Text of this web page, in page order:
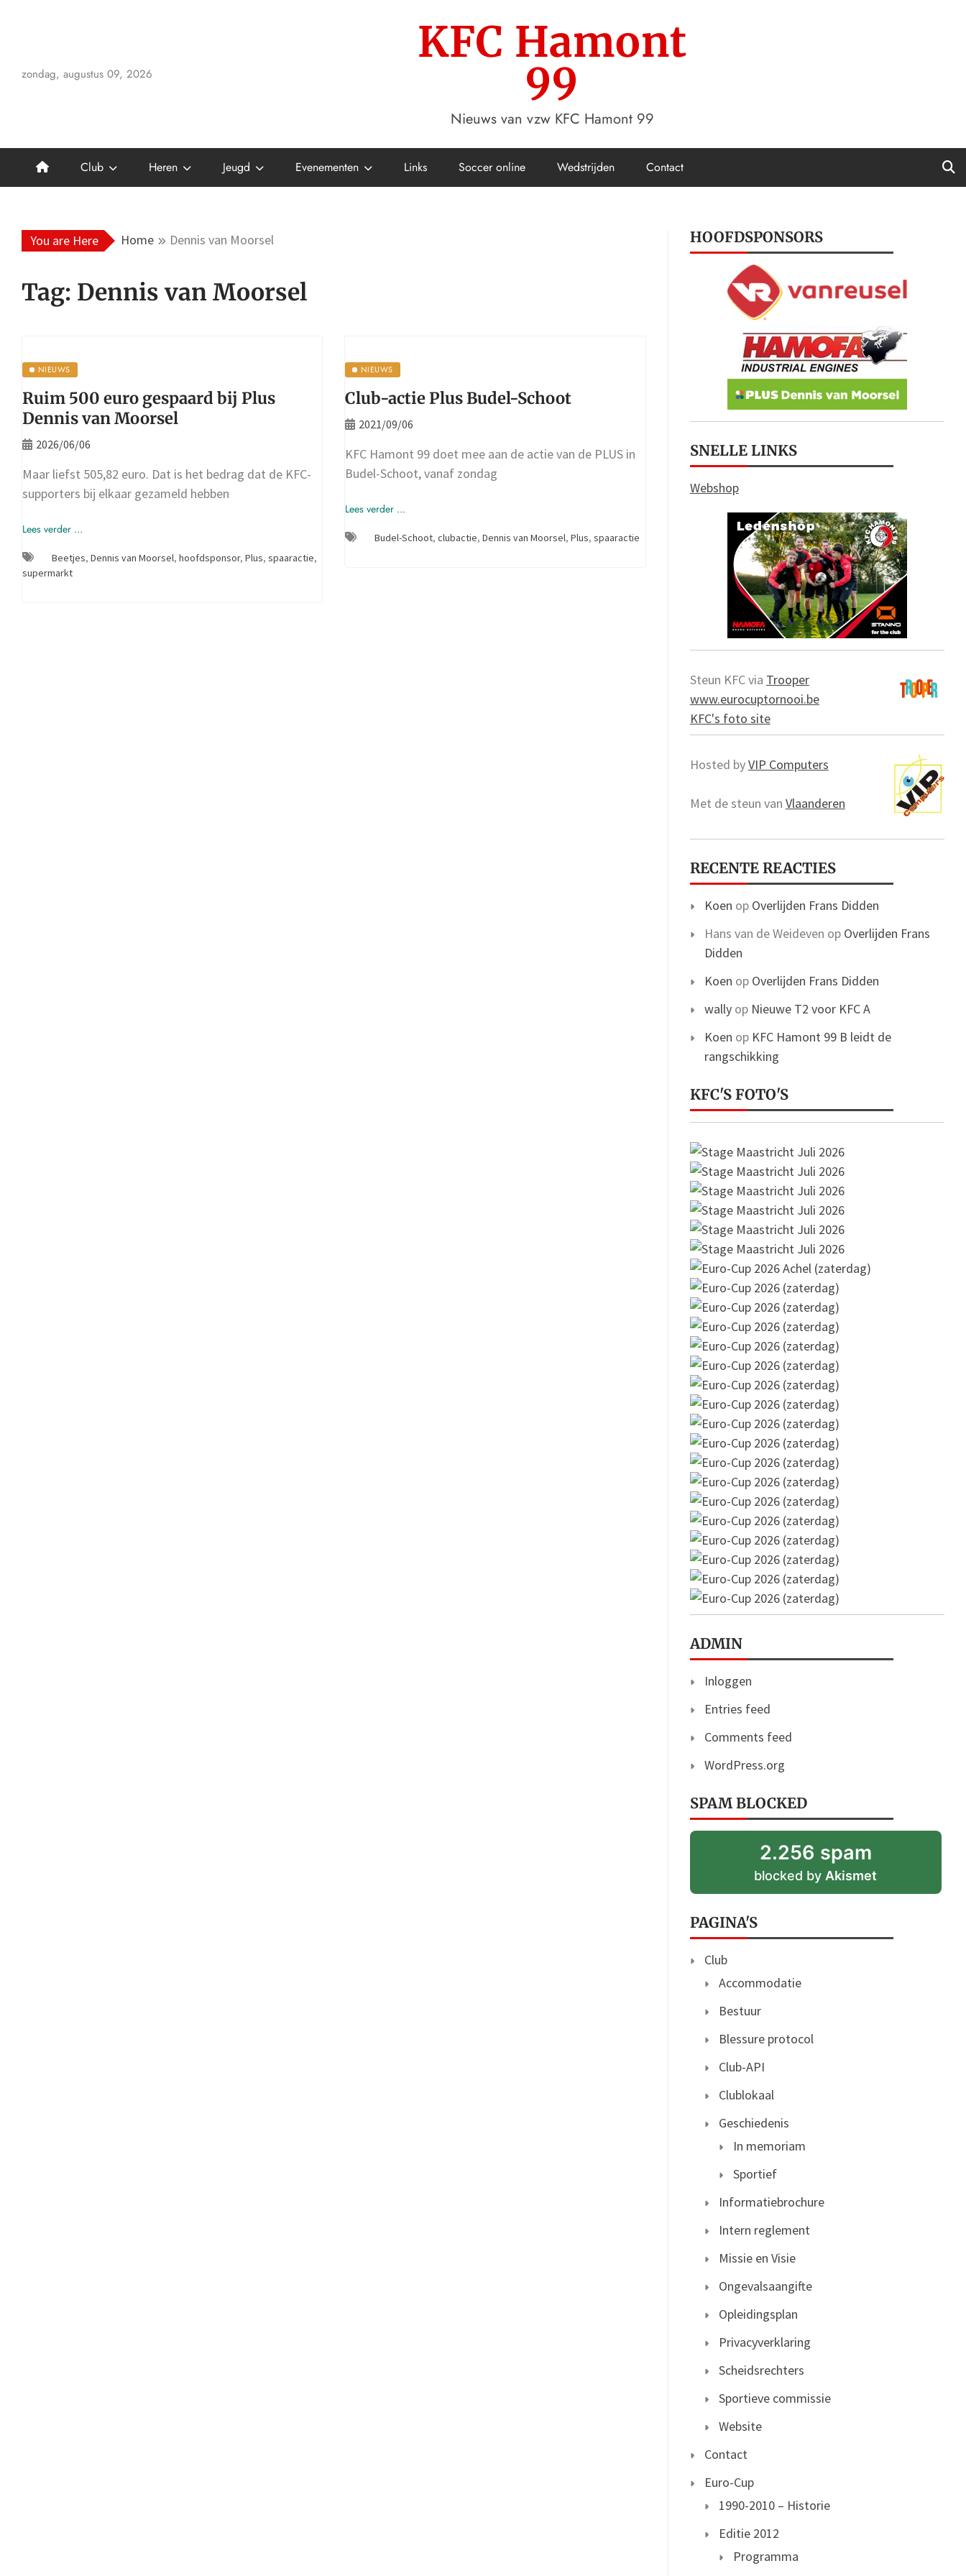
zondag, augustus 09, 2026
KFC Hamont
99
Nieuws van vzw KFC Hamont 99
Club Heren Jeugd Evenementen Links Soccer online Wedstrijden Contact
You are Here Home Dennis van Moorsel
Tag: Dennis van Moorsel
NIEUWS
Ruim 500 euro gespaard bij Plus
Dennis van Moorsel
2026/06/06
Maar liefst 505,82 euro. Dat is het bedrag dat de KFC-
supporters bij elkaar gezameld hebben
Lees verder ...
Beetjes, Dennis van Moorsel, hoofdsponsor, Plus, spaaractie,
supermarkt
NIEUWS
Club-actie Plus Budel-Schoot
2021/09/06
KFC Hamont 99 doet mee aan de actie van de PLUS in
Budel-Schoot, vanaf zondag
Lees verder ...
Budel-Schoot,clubactie,Dennis van Moorsel,Plus,spaaractie
HOOFDSPONSORS
SNELLE LINKS
Webshop
Steun KFC via Trooper
www.eurocuptornooi.be
KFC's foto site
Hosted byVIP Computers
Met de steun van Vlaanderen
RECENTE REACTIES
Koen op Overlijden Frans Didden
Hans van de Weideven op Overlijden Frans
Didden
Koen op Overlijden Frans Didden
wallyop Nieuwe T2 voor KFC A
Koen op KFC Hamont 99 B leidt de
rangschikking
KFC'S FOTO'S
ADMIN
Inloggen
Entries feed
Comments feed
WordPress.org
SPAM BLOCKED
2.256 spam
blocked byAkismet
PAGINA'S
Club
Accommodatie
Bestuur
Blessure protocol
Club-API
Clublokaal
Geschiedenis
In memoriam
Sportief
Informatiebrochure
Intern reglement
Missie en Visie
Ongevalsaangifte
Opleidingsplan
Privacyverklaring
Scheidsrechters
Sportieve commissie
Website
Contact
Euro-Cup
1990-2010 – Historie
Editie 2012
Programma